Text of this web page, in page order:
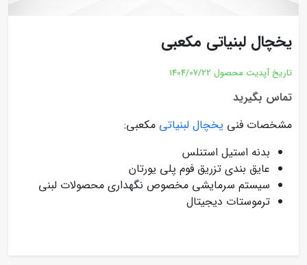
یخچال لبنیاتی مکعبی
تاریخ آپدیت محصول 1404/07/22
تماس بگیرید
مشخصات فنی یخچال لبنیاتی مکعبی:
بدنه استیل استنلس
عایق بندی تزریق فوم پلی یورتان
سیستم سرمایشی مخصوص نگهداری محصولات لبنی
ترموستات دیجیتال